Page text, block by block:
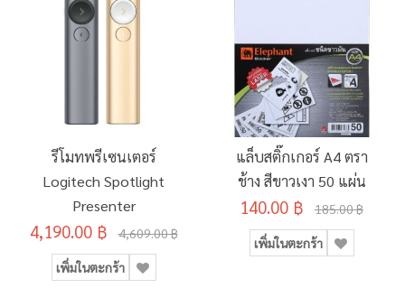
รีโมทพรีเซนเตอร์
Logitech Spotlight
Presenter
4,190.00 ฿ 4,609.00 ฿
เพิ่มในตะกร้า
แล็บสติ๊กเกอร์ A4 ตรา
ช้าง สีขาวเงา 50 แผ่น
140.00 ฿ 185.00 ฿
เพิ่มในตะกร้า